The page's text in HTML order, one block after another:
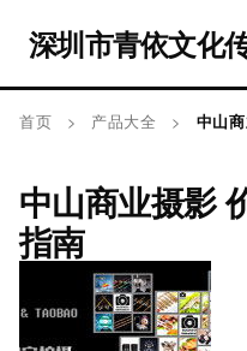
深圳市青依文化
首页 > 产品大全 > 中山
中山商业摄影
指南